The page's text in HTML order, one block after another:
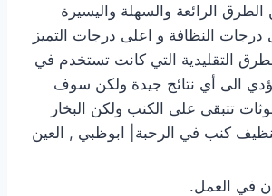
الطرق الرائعة والسهلة واليسيرة
النظافة و اعلى درجات التميز
التقليدية التي كانت تستخدم في
الى أي نتائج جيدة ولكن سوف
تتبقى على الكنب ولكن البخار
كنب في الرحبة| ابوظبي , العين
في العمل.